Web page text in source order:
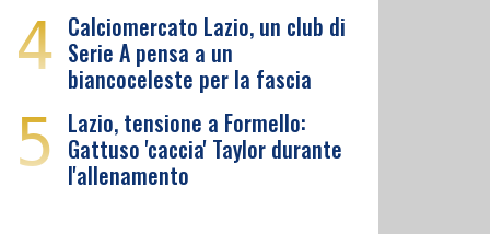
4 Calciomercato Lazio, un club di
Serie A pensa a un
biancoceleste per la fascia
5 Lazio, tensione a Formello:
Gattuso 'caccia' Taylor durante
l'allenamento